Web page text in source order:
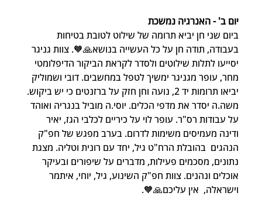
יום ב' - האנרגיה נמשכת
ביום שני חן יביא תרומה של שילוט לטובת בטיחות
בעבודה, תודה חן על כל העשייה בנושא🙏🧡. צוות גניגר
יסייעו לתלות שילוטים ולסדר לקראת הביקור הדיפלומטי
מחר, עופר מגניגר ימשיך לטפל במחשבים. דובי ושמוליק
יביאו תרומות יד 2, נועה וחן חזק על ברזנטים כי יש ביקוש.
משה.ה יסדר את מדפי הכלים. יוסי.ה מוביל בנגריה ואוהד
על עבודות רס"ר. עופר לוי על כיריים לכלבי הגז, יאיר
ודינה מעמיסים משימות לדרום. בערב מפגש של חפ"ק
הנהגים  בהובלת הרח"ט גיל, יחד עם רונית וטליה. מצגת
נתונים, מסכמים פעילות, מדברים על שיפורים ובעיקר
אוכלים ונהנים. צוות חפ"ק השינוע, גיל, יוחי, איתמר
וישראלה,  אין עליכם🙏🧡.